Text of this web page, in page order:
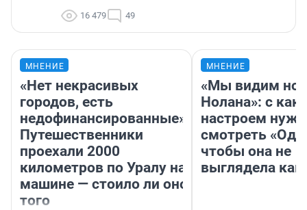
16 479 49
МНЕНИЕ
«Нет некрасивых
городов, есть
недофинансированные».
Путешественники
проехали 2000
километров по Уралу на
машине — стоило ли оно
того
МНЕНИЕ
«Мы видим
Нолана»: с
настроем
смотреть
чтобы она не
выглядела как